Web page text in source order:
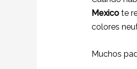
Mexicote
colores
Muchos